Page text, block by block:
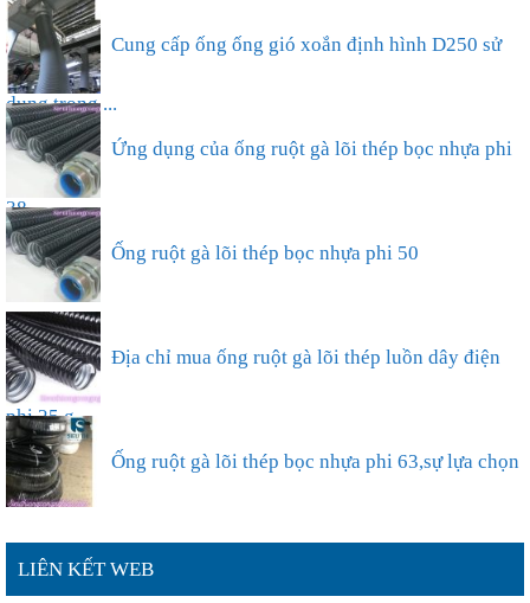
nhà xưở...
dụng trong ...
38...
phi 25 g...
thông ...
LIÊN KẾT WEB